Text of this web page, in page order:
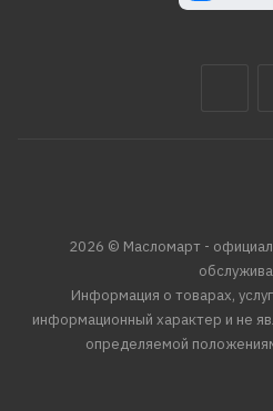
2026 © Масломарт -
Информация о товарах,
информационный характер и не
определяемой